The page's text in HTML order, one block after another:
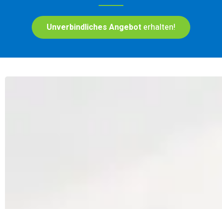
Unverbindliches Angebot erhalten!